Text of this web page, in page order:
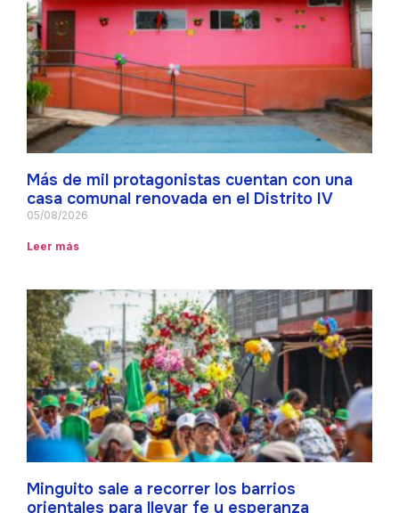
Más de mil protagonistas cuentan con una
casa comunal renovada en el Distrito IV
05/08/2026
Leer más
Minguito sale a recorrer los barrios
orientales para llevar fe y esperanza